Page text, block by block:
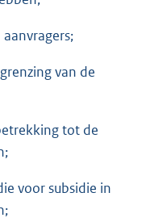
van de
tot de
voor subsidie in